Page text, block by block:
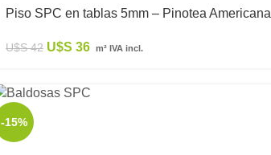
Piso SPC en tablas 5mm – Pinotea Americana
U$S42 U$S 36 m² IVA incl.
-15%